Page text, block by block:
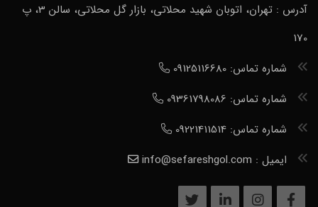
آدرس : تهران، اتوبان شهید محلاتی، بازار گل محلاتی، سالن 3، پ
170
شماره تماس: 09125116680
شماره تماس: 09361798086
شماره تماس: 09221411514
ایمیل : info@sefareshgol.com